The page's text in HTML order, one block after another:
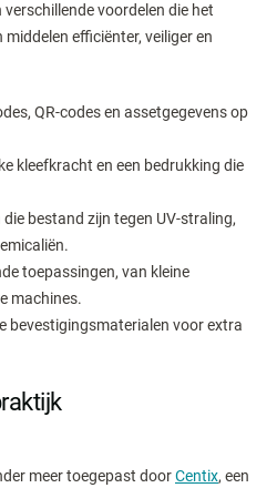
voordelen die het
efficiënter, veiliger en
QR-codes en assetgegevens op
kleefkracht en een bedrukking die
bestand zijn tegen UV-straling,
toepassingen, van kleine
machines.
bevestigingsmaterialen voor extra
meer toegepast doorCentix, een